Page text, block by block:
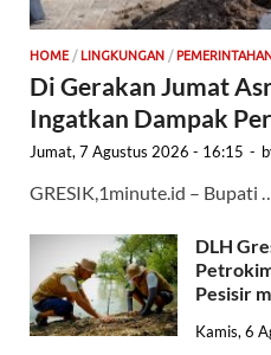
HOME / LINGKUNGAN /
Di Gerakan Jumat
Ingatkan Dampak
Jumat, 7 Agustus 2026 - 16:15 -
GRESIK,1minute.id – Bupati
DLH
Pesisir
Kamis, 6